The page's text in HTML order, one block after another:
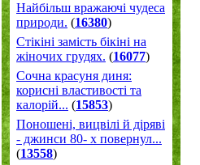
Найбільш вражаючі чудеса
природи. (16380)
Стікіні замість бікіні на
жіночих грудях. (16077)
Сочна красуня диня:
корисні властивості та
калорій... (15853)
Поношені, вицвілі й діряві
- джинси 80- х повернул...
(13558)